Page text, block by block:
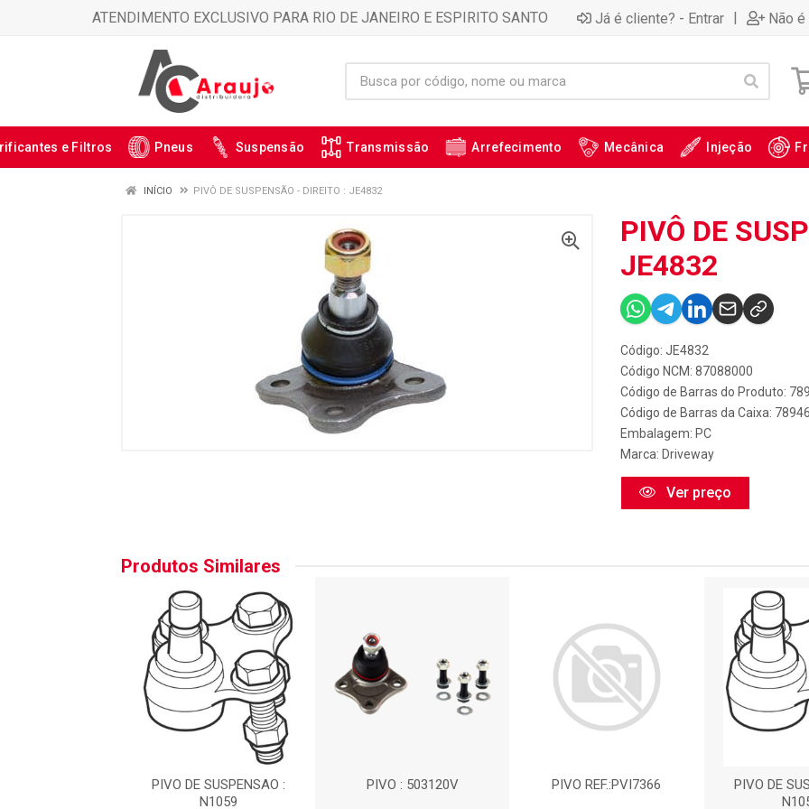
ATENDIMENTO EXCLUSIVO PARA RIO DE JANEIRO E ESPIRITO SANTO Já é cliente? - Entrar | Não
e Filtros Pneus Suspensão Transmissão Arrefecimento Mecânica Injeção
INÍCIO PIVÔ DE SUSPENSÃO - DIREITO : JE4832
PIVÔ DE
JE4832
Código: JE4832
Código NCM: 87088000
Código de Barras do Produto:
Código de Barras da Caixa:
Embalagem: PC
Marca: Driveway
Ver preço
Produtos Similares
PIVO DE SUSPENSAO :
N1059
PIVO : 503120V PIVO REF.:PVI7366
PIVO DE